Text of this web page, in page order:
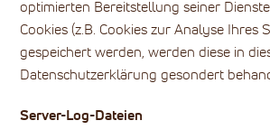
optimierten Bereitstellung seiner
Cookies (z.B. Cookies zur Analyse Ihres
gespeichert werden, werden diese in
Datenschutzerklärung gesondert
Server-Log-Dateien